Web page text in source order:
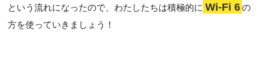
という流れになったので、わたしたちは積極的に Wi-Fi 6の
方を使っていきましょう！